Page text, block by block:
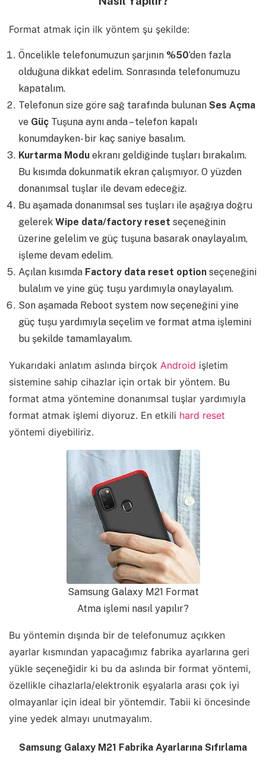
Format atmak için ilk yöntem şu şekilde:
Öncelikle telefonumuzun şarjının %50‘den fazla
olduğuna dikkat edelim. Sonrasında telefonumuzu
kapatalım.
Telefonun size göre sağ tarafında bulunan Ses Açma
ve Güç Tuşuna aynı anda – telefon kapalı
konumdayken- bir kaç saniye basalım.
Kurtarma Modu ekranı geldiğinde tuşları bırakalım.
Bu kısımda dokunmatik ekran çalışmıyor. O yüzden
donanımsal tuşlar ile devam edeceğiz.
Bu aşamada donanımsal ses tuşları ile aşağıya doğru
gelerek Wipe data/factory reset seçeneğinin
üzerine gelelim ve güç tuşuna basarak onaylayalım,
işleme devam edelim.
Açılan kısımda Factory data reset option seçeneğini
bulalım ve yine güç tuşu yardımıyla onaylayalım.
Son aşamada Reboot system now seçeneğini yine
güç tuşu yardımıyla seçelim ve format atma işlemini
bu şekilde tamamlayalım.
Yukarıdaki anlatım aslında birçok Android işletim
sistemine sahip cihazlar için ortak bir yöntem. Bu
format atma yöntemine donanımsal tuşlar yardımıyla
format atmak işlemi diyoruz. En etkili hard reset
yöntemi diyebiliriz.
Samsung Galaxy M21 Format
Atma işlemi nasıl yapılır?
Bu yöntemin dışında bir de telefonumuz açıkken
ayarlar kısmından yapacağımız fabrika ayarlarına geri
yükle seçeneğidir ki bu da aslında bir format yöntemi,
özellikle cihazlarla/elektronik eşyalarla arası çok iyi
olmayanlar için ideal bir yöntemdir. Tabii ki öncesinde
yine yedek almayı unutmayalım.
Samsung Galaxy M21 Fabrika Ayarlarına Sıfırlama